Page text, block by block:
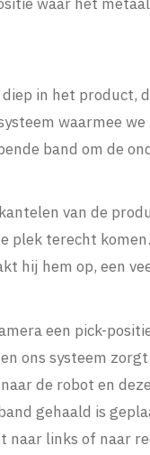
in het product,
waarmee
band om de
van de
terecht
hij hem op, een
een pick-
ons systeem
de robot en
gehaald is
naar links of naar